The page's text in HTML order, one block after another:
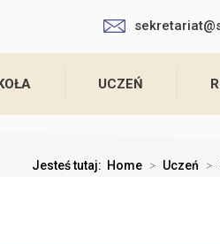
UCZEŃ
Jesteś tutaj: Home > Uczeń >